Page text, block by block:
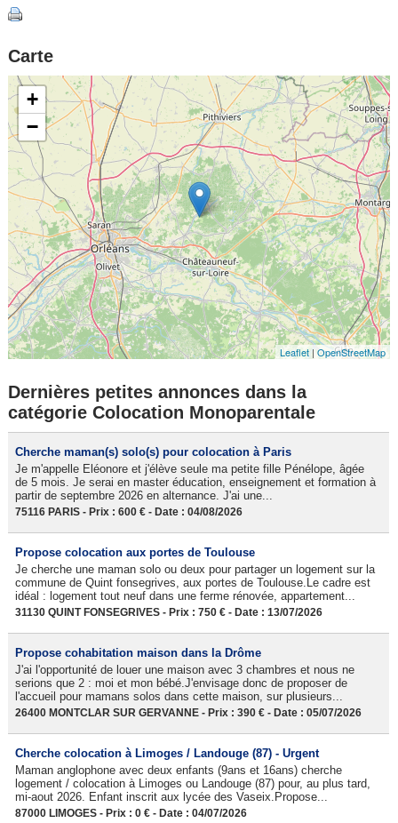
Carte
+
−
Leaflet |OpenStreetMap
Dernières petites annonces dans la
catégorie Colocation Monoparentale
Cherche maman(s) solo(s) pour colocation à Paris
Je m'appelle Eléonore et j'élève seule ma petite fille Pénélope, âgée
de 5 mois. Je serai en master éducation, enseignement et formation à
partir de septembre 2026 en alternance. J'ai une...
75116 PARIS - Prix : 600 € - Date : 04/08/2026
Propose colocation aux portes de Toulouse
Je cherche une maman solo ou deux pour partager un logement sur la
commune de Quint fonsegrives, aux portes de Toulouse.Le cadre est
idéal : logement tout neuf dans une ferme rénovée, appartement...
31130 QUINT FONSEGRIVES - Prix : 750 € - Date : 13/07/2026
Propose cohabitation maison dans la Drôme
J'ai l'opportunité de louer une maison avec 3 chambres et nous ne
serions que 2 : moi et mon bébé.J'envisage donc de proposer de
l'accueil pour mamans solos dans cette maison, sur plusieurs...
26400 MONTCLAR SUR GERVANNE - Prix : 390 € - Date : 05/07/2026
Cherche colocation à Limoges / Landouge (87) - Urgent
Maman anglophone avec deux enfants (9ans et 16ans) cherche
logement / colocation à Limoges ou Landouge (87) pour, au plus tard,
mi-aout 2026. Enfant inscrit aux lycée des Vaseix.Propose...
87000 LIMOGES - Prix : 0 € - Date : 04/07/2026